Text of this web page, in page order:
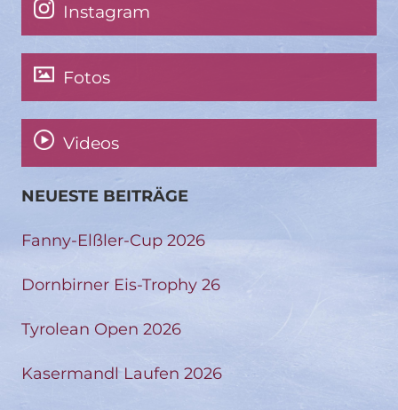
Instagram
Fotos
Videos
NEUESTE BEITRÄGE
Fanny-Elßler-Cup 2026
Dornbirner Eis-Trophy 26
Tyrolean Open 2026
Kasermandl Laufen 2026